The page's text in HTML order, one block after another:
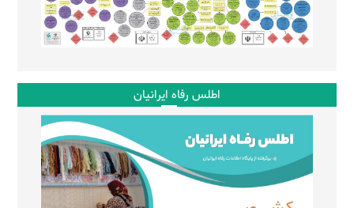
اطلس رفاه ایرانیان